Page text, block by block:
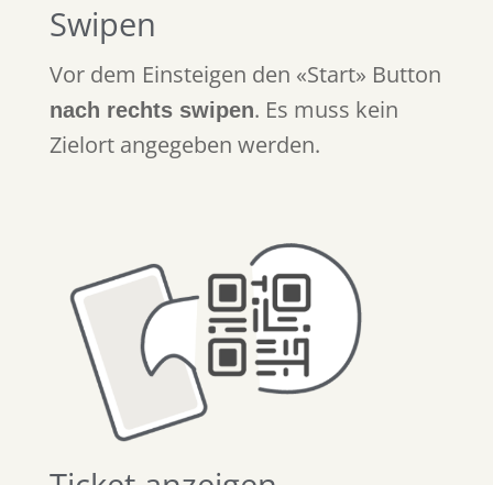
Swipen
Vor dem Einsteigen den «Start» Button
nach rechts swipen. Es muss kein
Zielort angegeben werden.